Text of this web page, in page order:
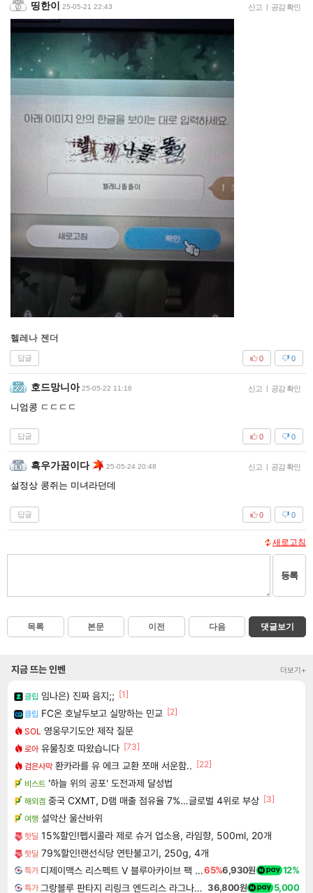
띵한이 25-05-21 22:43 신고 공감 확인
헬레나 젠더
답글 0
0
호드망니아 25-05-22 11:16 신고 | 공감 확인
니엄콩 ㄷㄷㄷㄷ
답글 0
0
흑우가꿈이다 25-05-24 20:48 신고 | 공감 확인
설정상 콩쥐는 미녀라던데
답글 0
0
새로고침
등록
목록 본문 이전 다음 댓글보기
지금 뜨는 인벤 더보기+
클립 임나은) 진짜 음지;; [1]
클립 FC온 호날두보고 실망하는 민교 [2]
SOL 영웅무기도안 제작 질문
로아 유물칭호 따왔습니다 [73]
검은사막 환카라를 유 에크 교환 쪼매 서운함.. [22]
비스트 '하늘 위의 공포' 도전과제 달성법
해외겜 중국 CXMT, D램 매출 점유율 7%…글로벌 4위로 부상 [3]
여행 설악산 울산바위
핫딜 15%할인!펩시콜라 제로 슈거 업소용, 라임향, 500ml, 20개
핫딜 79%할인!랜선식당 연탄불고기, 250g, 4개
특가 디제이맥스 리스펙트 V 블루아카이브 팩 DJMAX RESPECT V Blue Archive Pack DLC65%6,930원 12%
특가 그랑블루 판타지 리링크 엔드리스 라그나로크 업그레이드 킷 Granblue Fantasy Relink Endless Ragnarok Upgrade Kit DLC 36,800원 5,000